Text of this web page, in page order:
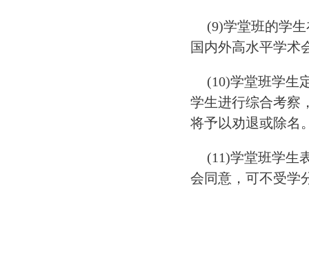
(9)学堂班的学
国内外高水平学术
(10)学堂班学生
学生进行综合考察
将予以劝退或除名
(11)学堂班学生
会同意，可不受学